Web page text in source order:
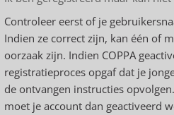
Controleer eerst of je
Indien ze correct zijn, kan één of
oorzaak zijn. Indien COPPA
registratieproces opgaf dat je
de ontvangen instructies
moet je account dan geactiveerd